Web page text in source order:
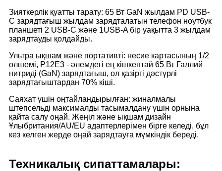
Зияткерлік қуатты тарату: 65 Вт GaN жылдам PD USB-
C зарядтағыш жылдам зарядталатын телефон ноутбук
планшеті 2 USB-C және 1USB-A бір уақытта 3 жылдам
зарядтауды қолдайды.
Ультра ықшам және портативті: несие картасының 1/2
өлшемі, P12E3 - әлемдегі ең кішкентай 65 Вт Галлий
нитриді (GaN) зарядтағыш, ол қазіргі дәстүрлі
зарядтағыштардан 70% кіші.
Саяхат үшін оңтайландырылған: жиналмалы
штепсельді максималды тасымалдану үшін орнына
қайта салу оңай. Жеңіл және ықшам дизайн
Ұлыбритания/AU/EU адаптерлерімен бірге келеді, бұл
кез келген жерде оңай зарядтауға мүмкіндік береді.
Техникалық сипаттамалары: